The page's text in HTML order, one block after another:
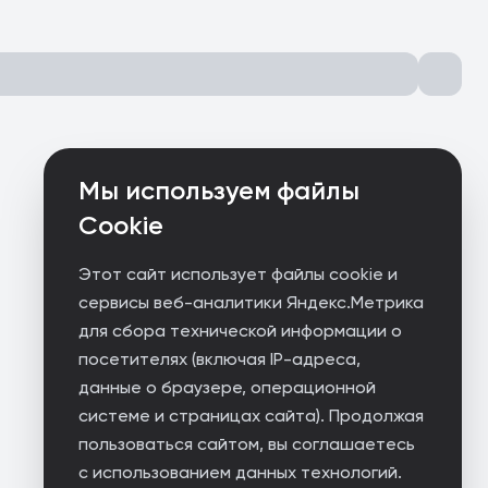
Мы используем файлы
Cookie
Этот сайт использует файлы cookie и
сервисы веб-аналитики Яндекс.Метрика
для сбора технической информации о
посетителях (включая IP-адреса,
данные о браузере, операционной
системе и страницах сайта). Продолжая
пользоваться сайтом, вы соглашаетесь
с использованием данных технологий.